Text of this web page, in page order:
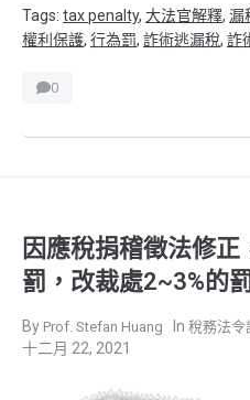
Tags: tax penalty, 大法官解釋, 漏
權利保護, 行為罰, 詐術逃漏稅, 詐
0
因應稅捐稽徵法修
罰，改裁處2~3%的
Prof. Stefan Huang 稅務法令
十二月 22, 2021